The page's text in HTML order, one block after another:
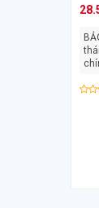
BẢO